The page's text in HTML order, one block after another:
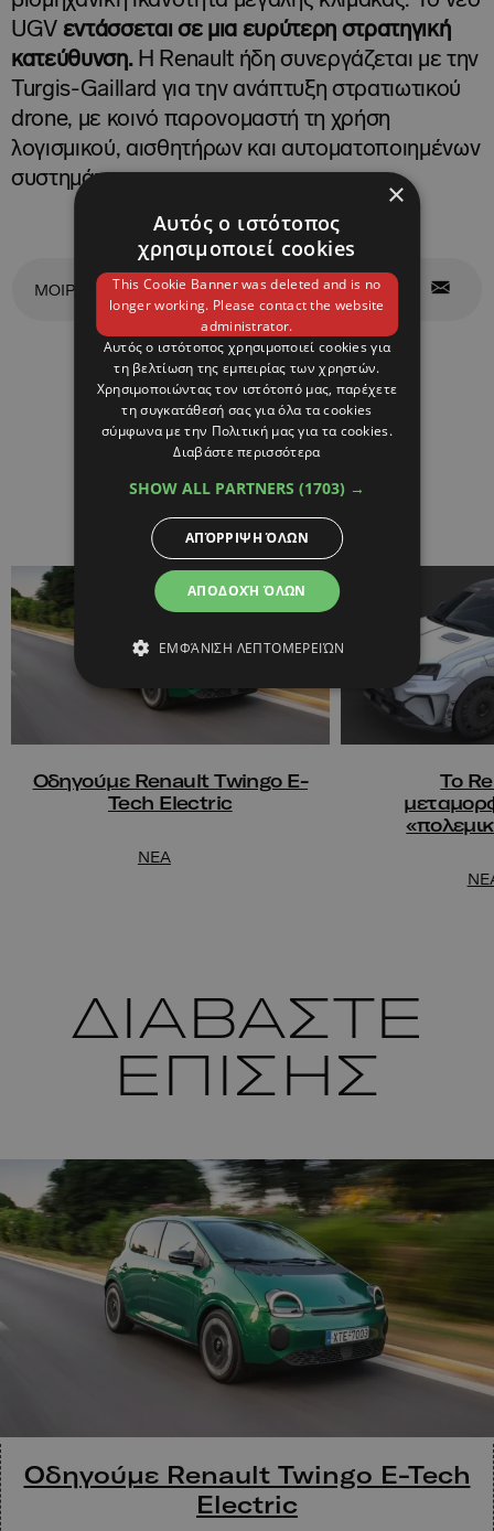
UGV εντάσσεται σε μια ευρύτερη στρατηγική
κατεύθυνση. Η Renault ήδη συνεργάζεται με την
Turgis-Gaillard για την ανάπτυξη στρατιωτικού
drone, με κοινό παρονομαστή τη χρήση
λογισμικού, αισθητήρων και αυτοματοποιημένων
συστημάτων.
ΜΟΙΡΑΣΤΕΙΤΕ ΤΟ
ΣΧΕΤΙΚΑ
ΑΡΘΡΑ
Οδηγούμε Renault Twingo E-
Tech Electric
NEA
Το
ΔΙΑΒΑΣΤΕ
ΕΠΙΣΗΣ
Οδηγούμε Renault Twingo E-Tech
Electric
×
Αυτός ο ιστότοπος
χρησιμοποιεί cookies
This Cookie Banner was deleted and is no
longer working. Please contact the website
administrator.
Αυτός ο ιστότοπος χρησιμοποιεί cookies για
τη βελτίωση της εμπειρίας των χρηστών.
Χρησιμοποιώντας τον ιστότοπό μας, παρέχετε
τη συγκατάθεσή σας για όλα τα cookies
σύμφωνα με την Πολιτική μας για τα cookies.
Διαβάστε περισσότερα
SHOW ALL PARTNERS (1703) →
ΑΠΟΔΟΧΉ ΌΛΩΝ
ΑΠΌΡΡΙΨΗ ΌΛΩΝ
ΕΜΦΆΝΙΣΗ ΛΕΠΤΟΜΕΡΕΙΏΝ